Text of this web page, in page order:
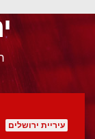
עיריית ירושלים